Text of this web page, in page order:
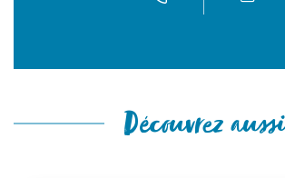
Découvrez aussi